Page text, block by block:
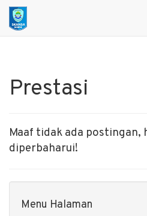
Prestasi
Maaf tidak ada postingan,
diperbaharui!
Menu Halaman